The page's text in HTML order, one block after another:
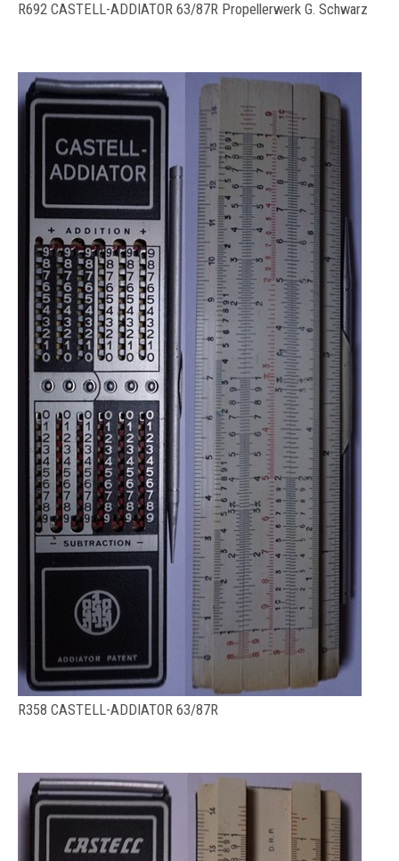
R692 CASTELL-ADDIATOR 63/87R Propellerwerk G. Schwarz
R358 CASTELL-ADDIATOR 63/87R